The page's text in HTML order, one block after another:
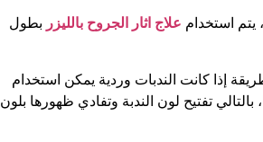
علاج اثار الجروح بالليزر بطول
إذا كانت الندبات وردية يمكن استخدام
تفتيح لون الندبة وتفادي ظهورها بلون